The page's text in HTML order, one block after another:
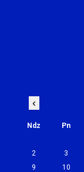
‹
Ndz Pn
2
3
9
10